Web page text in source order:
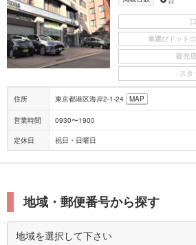
車選びドット
販売
スタ
住所 東京都港区海岸2-1-24 MAP
営業時間 0930〜1900
定休日 祝日・日曜日
地域・郵便番号から探す